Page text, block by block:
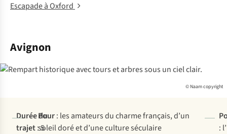
Escapade à Oxford
Avignon
© Naam copyright
Durée du
trajet: 5
Pour: les amateurs du charme français, d’un
soleil doré et d’une culture séculaire
: